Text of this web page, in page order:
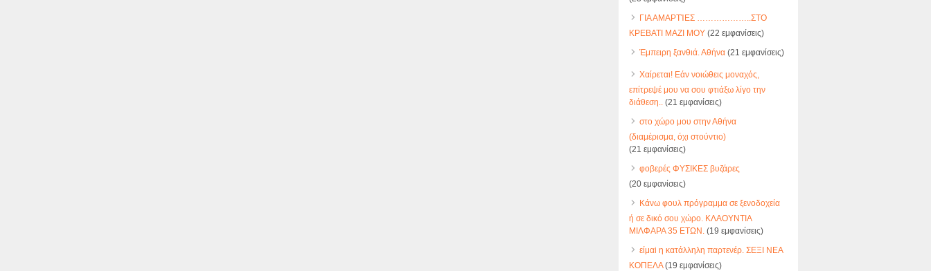
ΓΙΑ ΑΜΑΡΤΊΕΣ ………………..ΣΤΟ
ΚΡΕΒΑΤΙ ΜΑΖΙ ΜΟΥ(22 εμφανίσεις)
Έμπειρη ξανθιά. Αθήνα(21 εμφανίσεις)
Χαίρεται! Εάν νοιώθεις μοναχός,
επίτρεψέ μου να σου φτιάξω λίγο την
διάθεση..(21 εμφανίσεις)
στο χώρο μου στην Αθήνα
(διαμέρισμα, όχι στούντιο)
(21 εμφανίσεις)
φοβερές ΦΥΣΙΚΕΣ βυζάρες
(20 εμφανίσεις)
Κάνω φουλ πρόγραμμα σε ξενοδοχεία
ή σε δικό σου χώρο. ΚΛΑΟΥΝΤΙΑ
ΜΙΛΦΑΡΑ 35 ΕΤΩΝ.(19 εμφανίσεις)
είμαi η κατάλληλη παρτενέρ. ΣΕΞΙ ΝΕΑ
ΚΟΠΕΛΑ(19 εμφανίσεις)